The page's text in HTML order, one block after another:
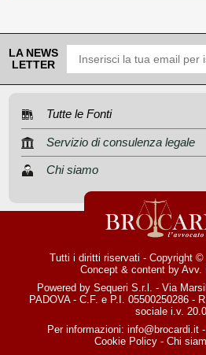
LA NEWS
LETTER
Tutte le Fonti
Servizio di consulenza legale
Chi siamo
Tutti i diritti riservati - Copyright ©
Concept & content by Avv.
Powered by Sequeri S.r.l. - Via
PADOVA - C.F. e P.I. 05500250286 -
sociale i.v.
Per informazioni: info@brocardi.it-
Cookie Policy - Chi